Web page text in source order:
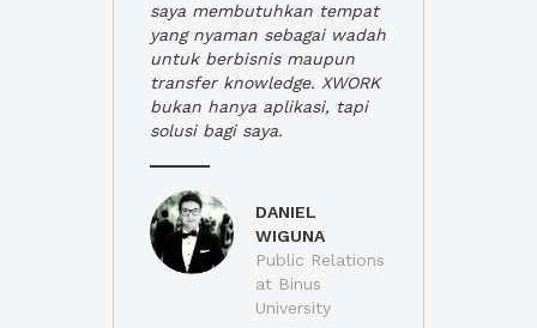
saya membutuhkan tempat
yang nyaman sebagai wadah
untuk berbisnis maupun
transfer knowledge. XWORK
bukan hanya aplikasi, tapi
solusi bagi saya.
DANIEL
WIGUNA
Public Relations
at Binus
University